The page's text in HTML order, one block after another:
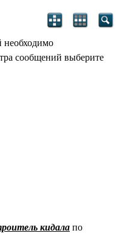
необходимо
сообщений выберите
кидала по